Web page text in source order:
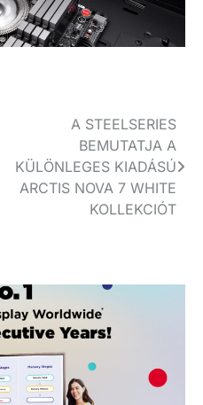
A STEELSERIES
BEMUTATJA A
KÜLÖNLEGES KIADÁSÚ
ARCTIS NOVA 7 WHITE
KOLLEKCIÓT